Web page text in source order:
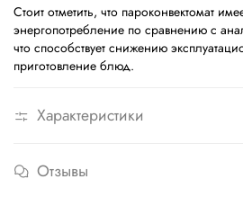
Стоит отметить, что пароконвектомат
энергопотребление по сравнению с
что способствует снижению
приготовление блюд.
Характеристики
Отзывы